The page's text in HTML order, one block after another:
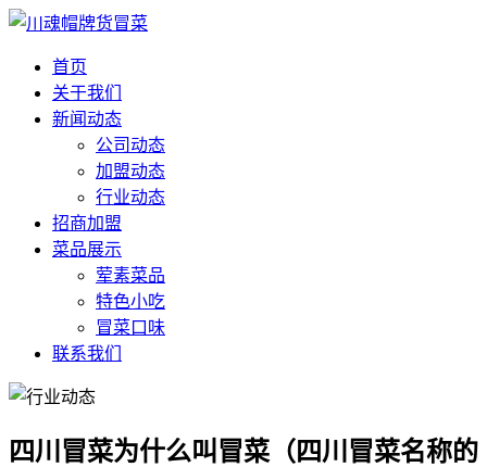
首页
关于我们
新闻动态
公司动态
加盟动态
行业动态
招商加盟
菜品展示
荤素菜品
特色小吃
冒菜口味
联系我们
四川冒菜为什么叫冒菜（四川冒菜名称的